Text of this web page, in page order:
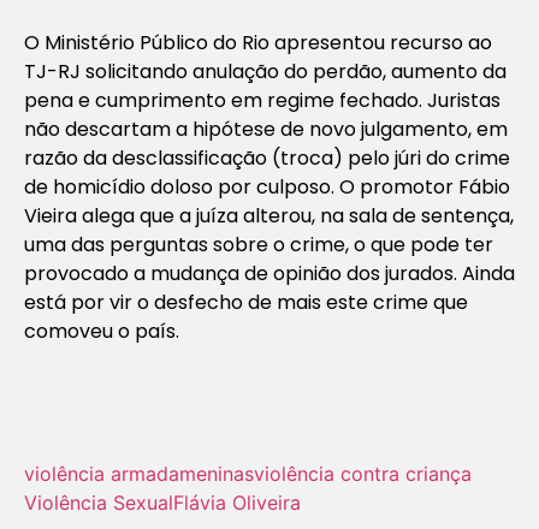
O Ministério Público do Rio apresentou recurso ao
TJ-RJ solicitando anulação do perdão, aumento da
pena e cumprimento em regime fechado. Juristas
não descartam a hipótese de novo julgamento, em
razão da desclassificação (troca) pelo júri do crime
de homicídio doloso por culposo. O promotor Fábio
Vieira alega que a juíza alterou, na sala de sentença,
uma das perguntas sobre o crime, o que pode ter
provocado a mudança de opinião dos jurados. Ainda
está por vir o desfecho de mais este crime que
comoveu o país.
violência armadameninasviolência contra criança
Violência SexualFlávia Oliveira